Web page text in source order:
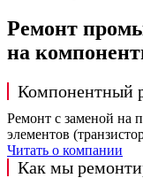
Ремонт
на
Компонентный
Ремонт с заменой на
элементов
Читать о компании
Как мы